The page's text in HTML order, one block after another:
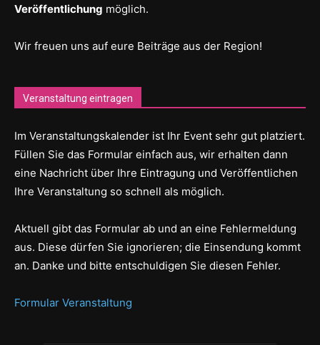
Veröffentlichung möglich.
Wir freuen uns auf eure Beiträge aus der Region!
Veranstaltung eintragen
Im Veranstaltungskalender ist Ihr Event sehr gut platziert.
Füllen Sie das Formular einfach aus, wir erhalten dann
eine Nachricht über Ihre Eintragung und Veröffentlichen
Ihre Veranstaltung so schnell als möglich.
Aktuell gibt das Formular ab und an eine Fehlermeldung
aus. Diese dürfen Sie ignorieren; die Einsendung kommt
an. Danke und bitte entschuldigen Sie diesen Fehler.
Formular Veranstaltung